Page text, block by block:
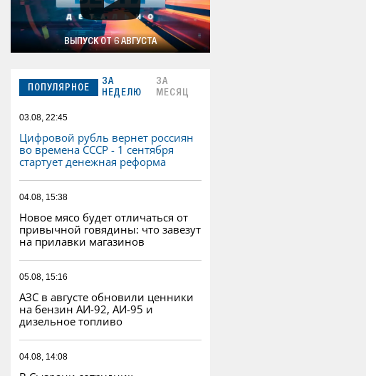
ВЫПУСК ОТ 6 АВГУСТА
ПОПУЛЯРНОЕ
ЗА
НЕДЕЛЮ
ЗА
МЕСЯЦ
03.08, 22:45
Цифровой рубль вернет россиян
во времена СССР - 1 сентября
стартует денежная реформа
04.08, 15:38
Новое мясо будет отличаться от
привычной говядины: что завезут
на прилавки магазинов
05.08, 15:16
АЗС в августе обновили ценники
на бензин АИ-92, АИ-95 и
дизельное топливо
04.08, 14:08